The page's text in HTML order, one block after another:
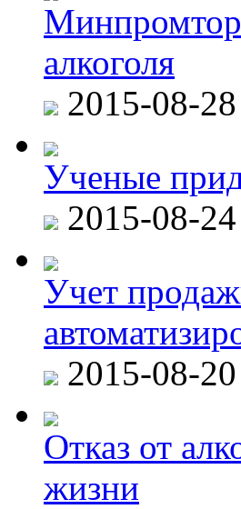
алкоголя
2015-08-
Ученые
2015-08-
Учет
2015-08-
Отказ от
жизни